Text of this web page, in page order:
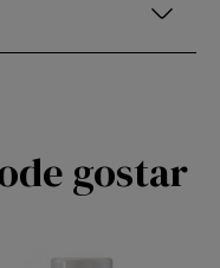
gostar